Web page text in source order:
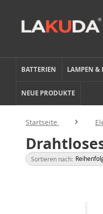
BATTERIEN LAMPEN &
NEUE PRODUKTE
Startseite
Sortieren nach